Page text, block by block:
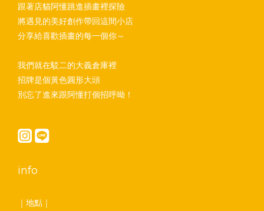
跟著店貓阿懂跳進插畫裡探險
將遇見的美好創作帶回這間小店
分享給喜歡插畫的每一個你～
我們就在駁二的大義倉庫裡
招牌是個黃色圓形大頭
別忘了進來跟阿懂打個招呼呦！
info
｜地點｜